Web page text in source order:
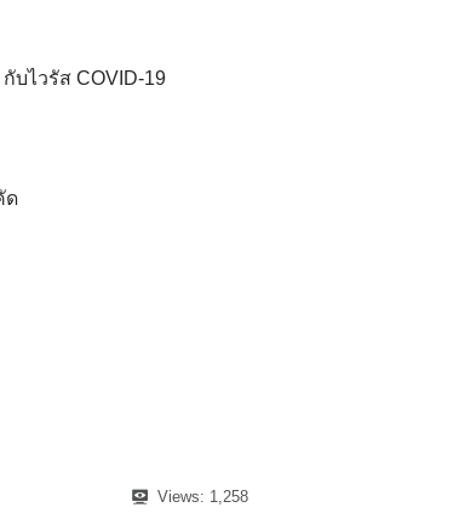
บไวรัส COVID-19
ด
Views: 1,258